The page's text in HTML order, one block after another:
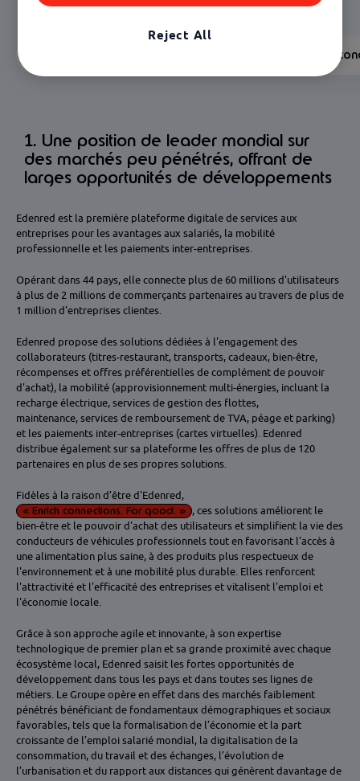
3. Modèle
1. Une position de leader mondial sur
des marchés peu pénétrés, offrant de
larges opportunités de développements
Edenred est la première plateforme digitale de services aux
entreprises pour les avantages aux salariés, la mobilité
professionnelle et les paiements inter-entreprises.
Opérant dans 44 pays, elle connecte plus de 60 millions d'utilisateurs
à plus de 2 millions de commerçants partenaires au travers de plus de
1 million d'entreprises clientes.
Edenred propose des solutions dédiées à l'engagement des
collaborateurs (titres-restaurant, transports, cadeaux, bien-être,
récompenses et offres préférentielles de complément de pouvoir
d'achat), la mobilité (approvisionnement multi-énergies, incluant la
recharge électrique, services de gestion des flottes,
maintenance, services de remboursement de TVA, péage et parking)
et les paiements inter-entreprises (cartes virtuelles). Edenred
distribue également sur sa plateforme les offres de plus de 120
partenaires en plus de ses propres solutions.
Fidèles à la raison d’être d'Edenred,
« Enrich connections. For good. »
, ces solutions améliorent le
bien-être et le pouvoir d'achat des utilisateurs et simplifient la vie des
conducteurs de véhicules professionnels tout en favorisant l'accès à
une alimentation plus saine, à des produits plus respectueux de
l'environnement et à une mobilité plus durable. Elles renforcent
l'attractivité et l'efficacité des entreprises et vitalisent l'emploi et
l'économie locale.
Grâce à son approche agile et innovante, à son expertise
technologique de premier plan et sa grande proximité avec chaque
écosystème local, Edenred saisit les fortes opportunités de
développement dans tous les pays et dans toutes ses lignes de
métiers. Le Groupe opère en effet dans des marchés faiblement
pénétrés bénéficiant de fondamentaux démographiques et sociaux
favorables, tels que la formalisation de l’économie et la part
croissante de l’emploi salarié mondial, la digitalisation de la
consommation, du travail et des échanges, l’évolution de
l’urbanisation et du rapport aux distances qui génèrent davantage de
Reject All